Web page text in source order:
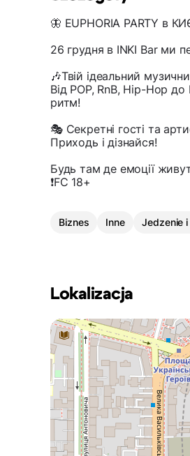
🦋 EUPHORIA PARTY в
26 грудня в INKI Bar ми
🎶Твій ідеальний
Від РОР, RnB, Hip-Hop до
ритм!
🎭 Секретні гості та
Приходь і дізнайся!
Будь там де емоції
❗️FC 18+
Biznes Inne Jedzenie
Lokalizacja